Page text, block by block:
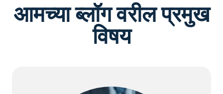
आमच्या ब्लॉग वरील प्रमुख
विषय